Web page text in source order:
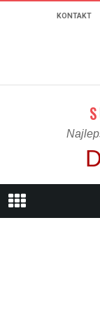
KONTAKT